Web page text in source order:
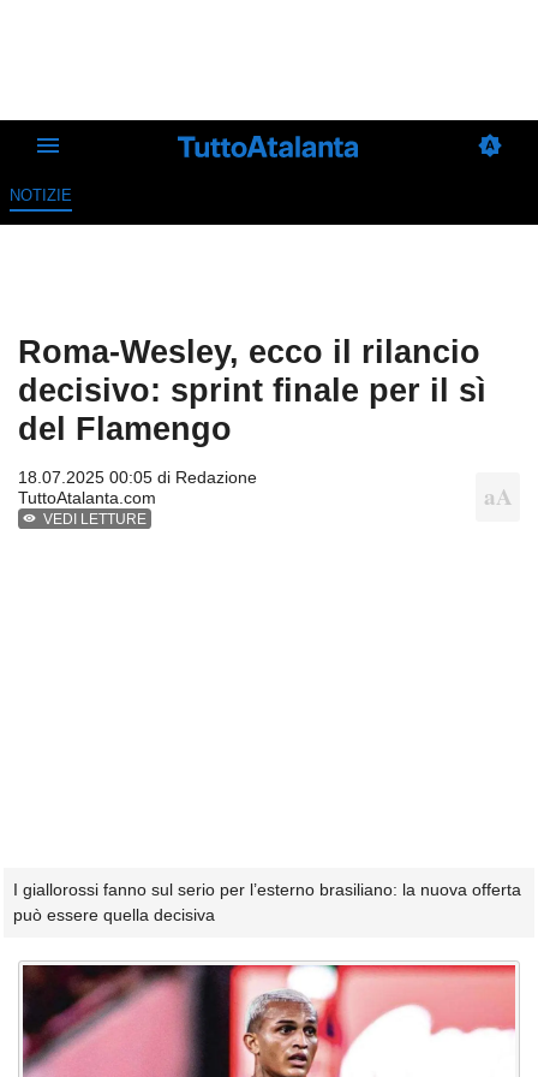
NOTIZIE
Roma-Wesley, ecco il rilancio
decisivo: sprint finale per il sì
del Flamengo
18.07.2025 00:05 di Redazione
TuttoAtalanta.com
VEDI LETTURE
I giallorossi fanno sul serio per l’esterno brasiliano: la nuova offerta
può essere quella decisiva